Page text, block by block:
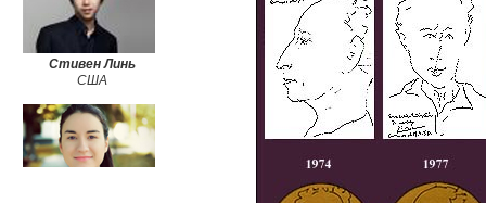
Стивен Линь
США
Адела Ликулеску